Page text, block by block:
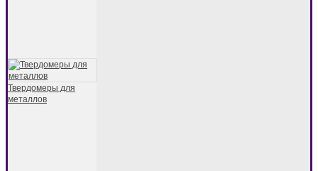
Твердомеры для
металлов